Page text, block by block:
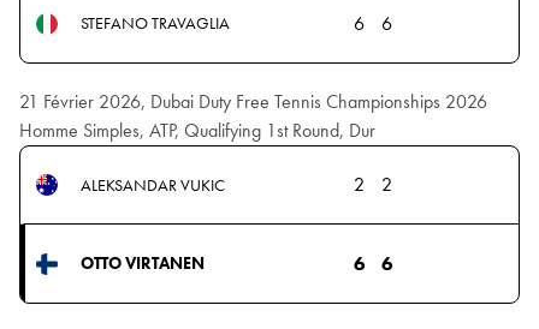
STEFANO TRAVAGLIA 6 6
21 Février 2026, Dubai Duty Free Tennis Championships 2026
Homme Simples, ATP, Qualifying 1st Round, Dur
ALEKSANDAR VUKIC 2 2
OTTO VIRTANEN 6 6